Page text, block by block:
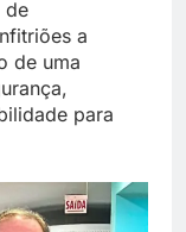
de
a
de uma
para